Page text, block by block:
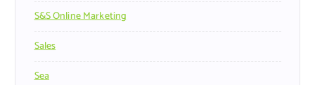
S&s Online Marketing
Sales
Sea